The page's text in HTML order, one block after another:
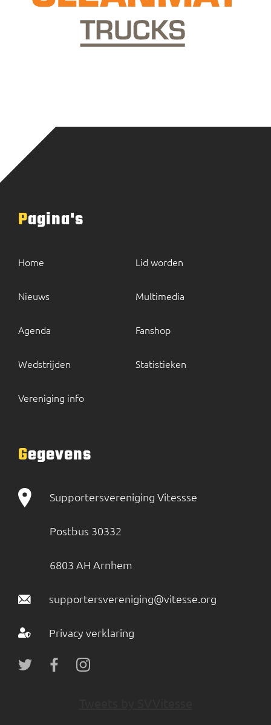
Pagina's
Home
Nieuws
Agenda
Wedstrijden
Vereniging info
Lid worden
Multimedia
Fanshop
Statistieken
Gegevens
Supportersvereniging Vitessse
Postbus 30332
6803 AH Arnhem
supportersvereniging@vitesse.org
Privacy verklaring